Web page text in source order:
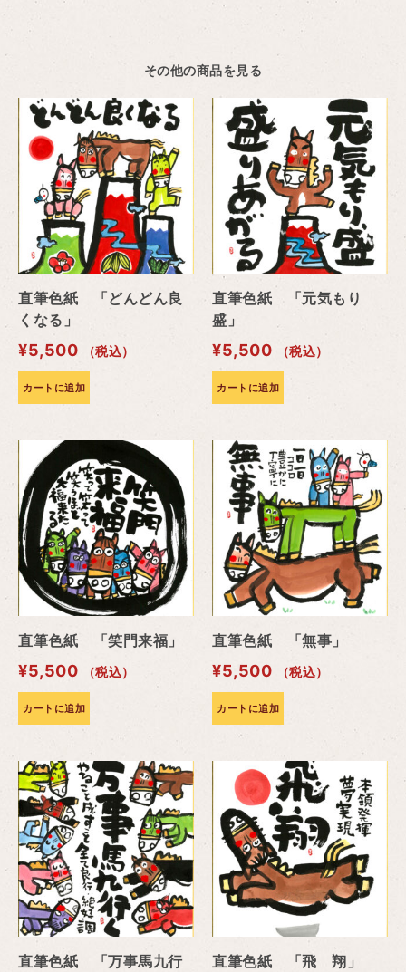
その他の商品を見る
直筆色紙 「どんどん良
くなる」
¥5,500 （税込）
カートに追加
直筆色紙 「元気もり
盛」
¥5,500 （税込）
カートに追加
直筆色紙 「笑門来福」
¥5,500 （税込）
カートに追加
直筆色紙 「無事」
¥5,500 （税込）
カートに追加
直筆色紙 「万事馬九行 直筆色紙 「飛 翔」